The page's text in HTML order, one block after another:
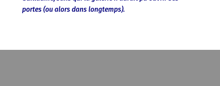
portes (ou alors dans longtemps).